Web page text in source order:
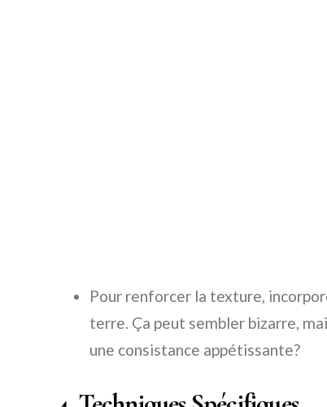
Pour renforcer la texture,
terre. Ça peut sembler bizarre,
une consistance appétissante?